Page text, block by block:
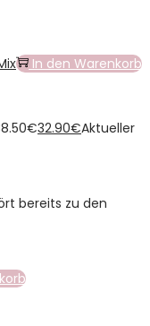
In den Warenkorb
32.90€Aktueller
bereits zu den